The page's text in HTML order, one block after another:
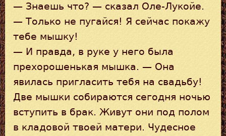
— Знаешь что? — сказал Оле-Лукойе.
— Только не пугайся! Я сейчас покажу
тебе мышку!
— И правда, в руке у него была
прехорошенькая мышка. — Она
явилась пригласить тебя на свадьбу!
Две мышки собираются сегодня ночью
вступить в брак. Живут они под полом
в кладовой твоей матери. Чудесное